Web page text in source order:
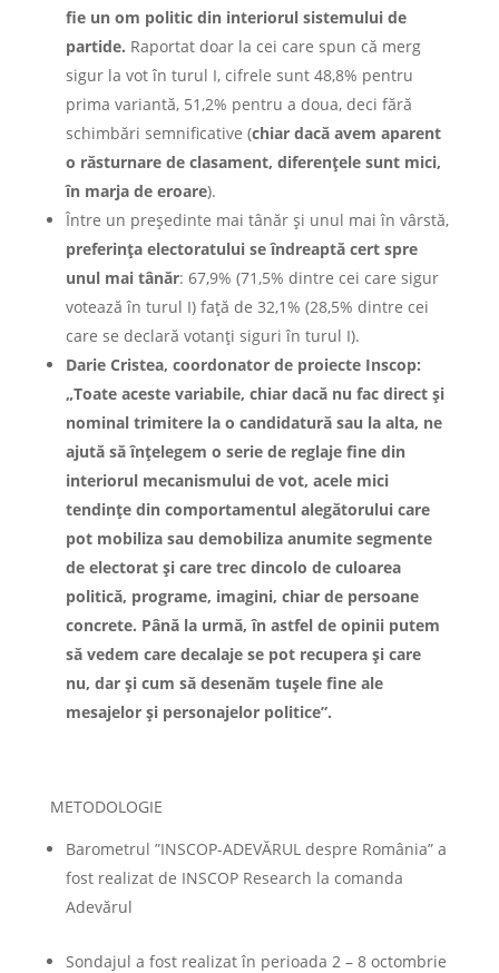
fie un om politic din interiorul sistemului de
partide. Raportat doar la cei care spun că merg
sigur la vot în turul I, cifrele sunt 48,8% pentru
prima variantă, 51,2% pentru a doua, deci fără
schimbări semnificative (chiar dacă avem aparent
o răsturnare de clasament, diferenţele sunt mici,
în marja de eroare).
Între un preşedinte mai tânăr şi unul mai în vârstă,
preferinţa electoratului se îndreaptă cert spre
unul mai tânăr: 67,9% (71,5% dintre cei care sigur
votează în turul I) faţă de 32,1% (28,5% dintre cei
care se declară votanţi siguri în turul I).
Darie Cristea, coordonator de proiecte Inscop:
„Toate aceste variabile, chiar dacă nu fac direct şi
nominal trimitere la o candidatură sau la alta, ne
ajută să înţelegem o serie de reglaje fine din
interiorul mecanismului de vot, acele mici
tendinţe din comportamentul alegătorului care
pot mobiliza sau demobiliza anumite segmente
de electorat şi care trec dincolo de culoarea
politică, programe, imagini, chiar de persoane
concrete. Până la urmă, în astfel de opinii putem
să vedem care decalaje se pot recupera şi care
nu, dar şi cum să desenăm tuşele fine ale
mesajelor şi personajelor politice”.
METODOLOGIE
Barometrul ”INSCOP-ADEVĂRUL despre România” a
fost realizat de INSCOP Research la comanda
Adevărul
Sondajul a fost realizat în perioada 2 – 8 octombrie